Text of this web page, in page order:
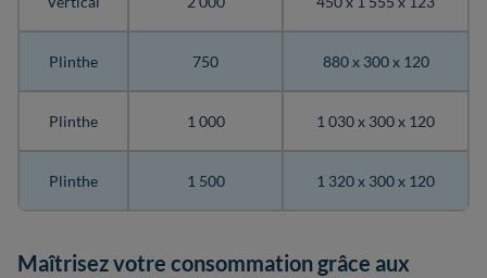
Plinthe 750 880 x 300 x 120
Plinthe 1 000 1 030 x 300 x 120
Plinthe 1 500 1 320 x 300 x 120
Maîtrisez votre consommation grâce aux